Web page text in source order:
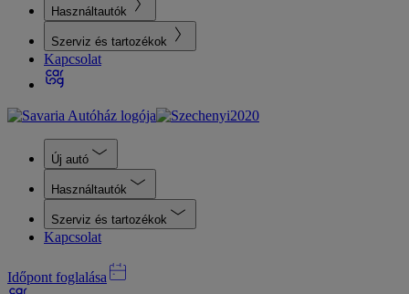
Használtautók
Szerviz és tartozékok
Kapcsolat
Új autó
Használtautók
Szerviz és tartozékok
Kapcsolat
Időpont foglalása